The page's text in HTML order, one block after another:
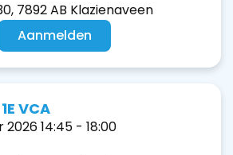
7892 AB Klazienaveen
Aanmelden
VCA
14:45 - 18:00